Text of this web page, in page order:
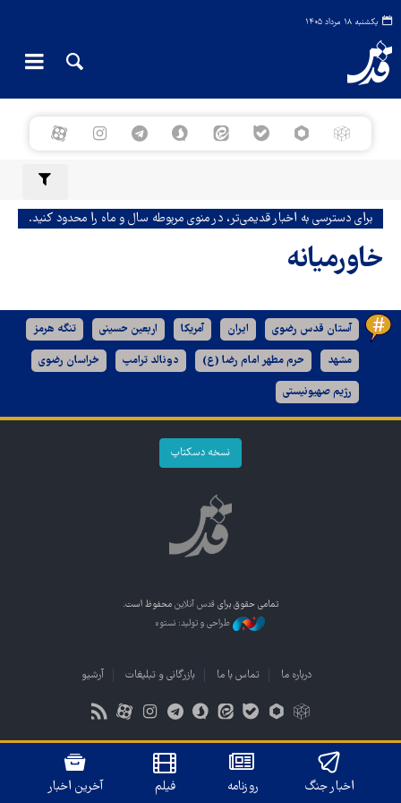
یکشنبه ۱۸ مرداد ۱۴۰۵
برای دسترسی به اخبار قدیمی‌تر، در منوی مربوطه سال و ماه را محدود کنید.
خاورمیانه
آستان قدس رضوی ایران آمریکا اربعین حسینی تنگه هرمز
مشهد حرم مطهر امام رضا (ع) دونالد ترامپ خراسان رضوی
رژیم صهیونیستی
نسخه دسکتاپ
تمامی حقوق برای قدس آنلاین محفوظ است.
طراحی و تولید: نستوه
درباره ما تماس با ما بازرگانی و تبلیغات آرشیو
اخبار جنگ روزنامه فیلم آخرین اخبار